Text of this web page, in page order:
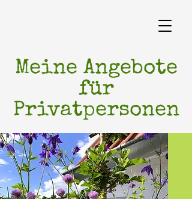
Meine Angebote
für
Privatpersonen